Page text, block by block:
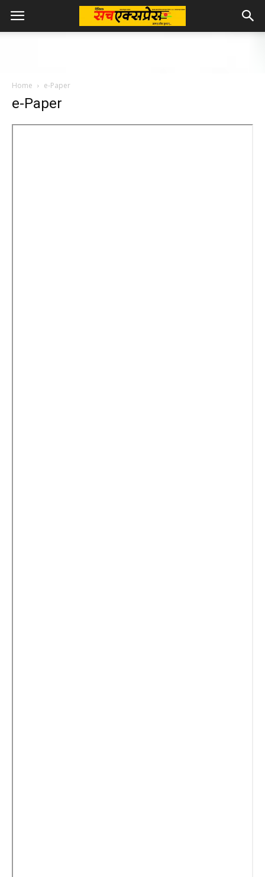
Home e-Paper
e-Paper